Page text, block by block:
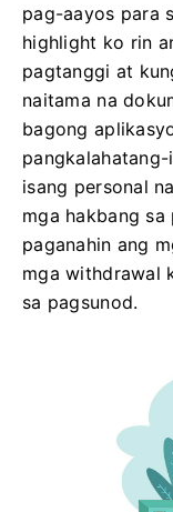
pag-aayos para
highlight ko rin
pagtanggi at
naitama na
bagong
isang personal
mga hakbang
paganahin ang
mga withdrawal
sa pagsunod.